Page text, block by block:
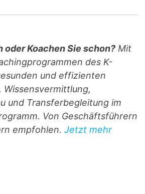
oder Koachen Sie schon? Mit
des K-
und effizienten
Wissensvermittlung,
und Transferbegleitung im
Von Geschäftsführern
empfohlen.Jetzt mehr